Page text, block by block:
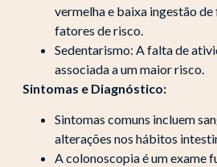
vermelha e baixa ingestão
fatores de risco.
Sedentarismo: A falta de
associada a um maior risco.
Sintomas e Diagnóstico:
Sintomas comuns incluem
alterações nos hábitos
A colonoscopia é um exame